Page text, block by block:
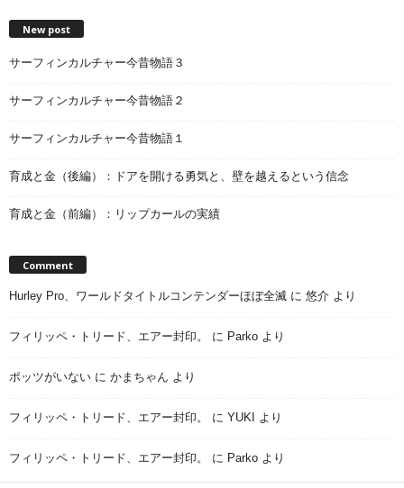
New post
サーフィンカルチャー今昔物語３
サーフィンカルチャー今昔物語２
サーフィンカルチャー今昔物語１
育成と金（後編）：ドアを開ける勇気と、壁を越えるという信念
育成と金（前編）：リップカールの実績
Comment
Hurley Pro、ワールドタイトルコンテンダーほぼ全滅 に 悠介 より
フィリッペ・トリード、エアー封印。 に Parko より
ポッツがいない に かまちゃん より
フィリッペ・トリード、エアー封印。 に YUKI より
フィリッペ・トリード、エアー封印。 に Parko より